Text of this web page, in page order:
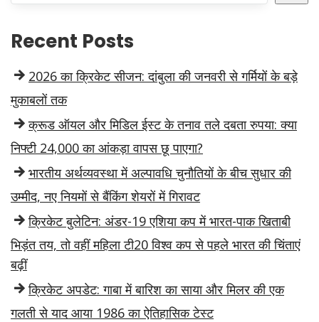
Recent Posts
2026 का क्रिकेट सीजन: दांबुला की जनवरी से गर्मियों के बड़े
मुकाबलों तक
क्रूड ऑयल और मिडिल ईस्ट के तनाव तले दबता रुपया: क्या
निफ्टी 24,000 का आंकड़ा वापस छू पाएगा?
भारतीय अर्थव्यवस्था में अल्पावधि चुनौतियों के बीच सुधार की
उम्मीद, नए नियमों से बैंकिंग शेयरों में गिरावट
क्रिकेट बुलेटिन: अंडर-19 एशिया कप में भारत-पाक खिताबी
भिड़ंत तय, तो वहीं महिला टी20 विश्व कप से पहले भारत की चिंताएं
बढ़ीं
क्रिकेट अपडेट: गाबा में बारिश का साया और मिलर की एक
गलती से याद आया 1986 का ऐतिहासिक टेस्ट